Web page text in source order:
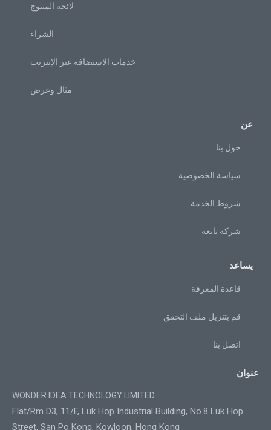
لائحة المنتوج
الشراء
خدمات الاستضافة عبر الإنترنت
مثال وعرض
عن
حول بنا
سياسة الخصوصية
شروط الخدمة
شركة تابعة
يساعد
قاعدة المعرفة
قم بتنزيل ملف التحقق
اتصل بنا
عنوان
WONDER IDEA TECHNOLOGY LIMITED
Flat/Rm D3, 11/F, Luk Hop Industrial Building, No.8 Luk Hop
Street, San Po Kong, Kowloon, Hong Kong